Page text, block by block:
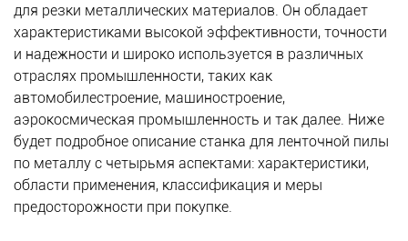
для резки металлических материалов. Он обладает
характеристиками высокой эффективности, точности
и надежности и широко используется в различных
отраслях промышленности, таких как
автомобилестроение, машиностроение,
аэрокосмическая промышленность и так далее. Ниже
будет подробное описание станка для ленточной пилы
по металлу с четырьмя аспектами: характеристики,
области применения, классификация и меры
предосторожности при покупке.